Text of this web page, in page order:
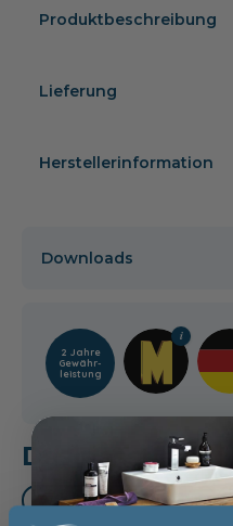
Produktbeschreibung
Lieferung
Herstellerinformation
Downloads
2 Jahre
Gewähr­
leistung
Das passt dazu
Waschtischarmatur (3)